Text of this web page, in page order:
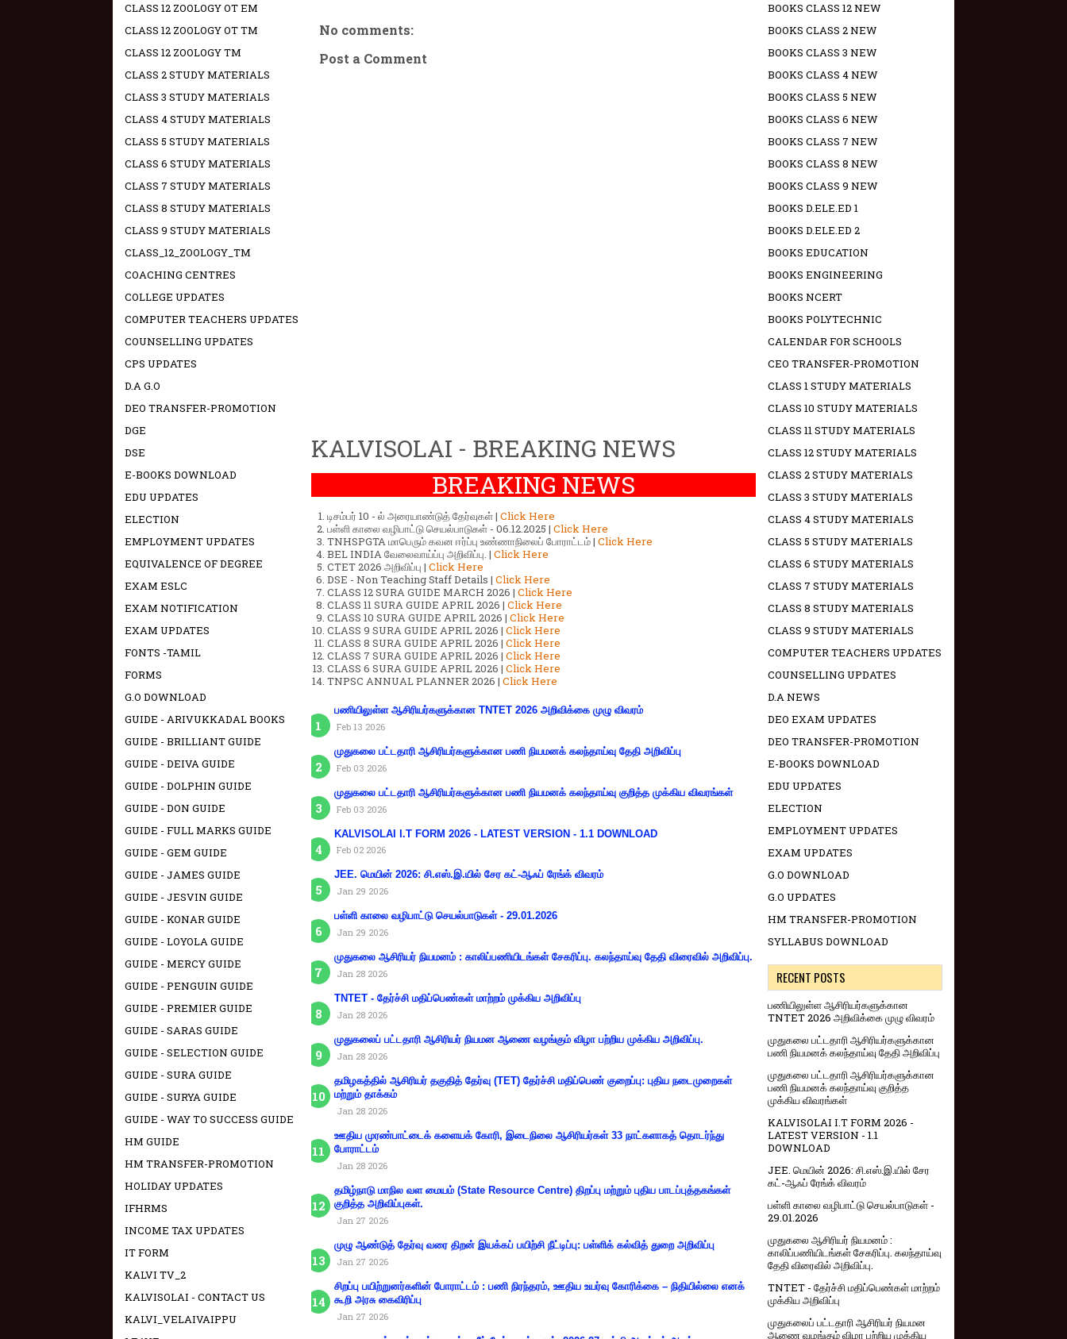
No comments:
Post a Comment
KALVISOLAI - BREAKING NEWS
BREAKING NEWS
டிசம்பர் 10 - ல் அரையாண்டுத் தேர்வுகள் | Click Here
பள்ளி காலை வழிபாட்டு செயல்பாடுகள் - 06.12.2025 | Click Here
TNHSPGTA மாபெரும் கவன ஈர்ப்பு உண்ணாநிலைப் போராட்டம் | Click Here
BEL INDIA வேலைவாய்ப்பு அறிவிப்பு. | Click Here
CTET 2026 அறிவிப்பு | Click Here
DSE - Non Teaching Staff Details | Click Here
CLASS 12 SURA GUIDE MARCH 2026 | Click Here
CLASS 11 SURA GUIDE APRIL 2026 | Click Here
CLASS 10 SURA GUIDE APRIL 2026 | Click Here
CLASS 9 SURA GUIDE APRIL 2026 | Click Here
CLASS 8 SURA GUIDE APRIL 2026 | Click Here
CLASS 7 SURA GUIDE APRIL 2026 | Click Here
CLASS 6 SURA GUIDE APRIL 2026 | Click Here
TNPSC ANNUAL PLANNER 2026 | Click Here
பணியிலுள்ள ஆசிரியர்களுக்கான TNTET 2026 அறிவிக்கை முழு விவரம்
Feb 13 2026
முதுகலை பட்டதாரி ஆசிரியர்களுக்கான பணி நியமனக் கலந்தாய்வு தேதி அறிவிப்பு
Feb 03 2026
முதுகலை பட்டதாரி ஆசிரியர்களுக்கான பணி நியமனக் கலந்தாய்வு குறித்த முக்கிய விவரங்கள்
Feb 03 2026
KALVISOLAI I.T FORM 2026 - LATEST VERSION - 1.1 DOWNLOAD
Feb 02 2026
JEE. மெயின் 2026: சி.எஸ்.இ.யில் சேர கட்-ஆஃப் ரேங்க் விவரம்
Jan 29 2026
பள்ளி காலை வழிபாட்டு செயல்பாடுகள் - 29.01.2026
Jan 29 2026
முதுகலை ஆசிரியர் நியமனம் : காலிப்பணியிடங்கள் சேகரிப்பு. கலந்தாய்வு தேதி விரைவில் அறிவிப்பு.
Jan 28 2026
TNTET - தேர்ச்சி மதிப்பெண்கள் மாற்றம் முக்கிய அறிவிப்பு
Jan 28 2026
முதுகலைப் பட்டதாரி ஆசிரியர் நியமன ஆணை வழங்கும் விழா பற்றிய முக்கிய அறிவிப்பு.
Jan 28 2026
தமிழகத்தில் ஆசிரியர் தகுதித் தேர்வு (TET) தேர்ச்சி மதிப்பெண் குறைப்பு: புதிய நடைமுறைகள்
மற்றும் தாக்கம்
Jan 28 2026
ஊதிய முரண்பாட்டைக் களையக் கோரி, இடைநிலை ஆசிரியர்கள் 33 நாட்களாகத் தொடர்ந்து
போராட்டம்
Jan 28 2026
தமிழ்நாடு மாநில வள மையம் (State Resource Centre) திறப்பு மற்றும் புதிய பாடப்புத்தகங்கள்
குறித்த அறிவிப்புகள்.
Jan 27 2026
முழு ஆண்டுத் தேர்வு வரை திறன் இயக்கப் பயிற்சி நீட்டிப்பு: பள்ளிக் கல்வித் துறை அறிவிப்பு
Jan 27 2026
சிறப்பு பயிற்றுனர்களின் போராட்டம் : பணி நிரந்தரம், ஊதிய உயர்வு கோரிக்கை – நிதியில்லை எனக்
கூறி அரசு கைவிரிப்பு
Jan 27 2026
CLASS 12 ZOOLOGY OT EM
CLASS 12 ZOOLOGY OT TM
CLASS 12 ZOOLOGY TM
CLASS 2 STUDY MATERIALS
CLASS 3 STUDY MATERIALS
CLASS 4 STUDY MATERIALS
CLASS 5 STUDY MATERIALS
CLASS 6 STUDY MATERIALS
CLASS 7 STUDY MATERIALS
CLASS 8 STUDY MATERIALS
CLASS 9 STUDY MATERIALS
CLASS_12_ZOOLOGY_TM
COACHING CENTRES
COLLEGE UPDATES
COMPUTER TEACHERS UPDATES
COUNSELLING UPDATES
CPS UPDATES
D.A G.O
DEO TRANSFER-PROMOTION
DGE
DSE
E-BOOKS DOWNLOAD
EDU UPDATES
ELECTION
EMPLOYMENT UPDATES
EQUIVALENCE OF DEGREE
EXAM ESLC
EXAM NOTIFICATION
EXAM UPDATES
FONTS -TAMIL
FORMS
G.O DOWNLOAD
GUIDE - ARIVUKKADAL BOOKS
GUIDE - BRILLIANT GUIDE
GUIDE - DEIVA GUIDE
GUIDE - DOLPHIN GUIDE
GUIDE - DON GUIDE
GUIDE - FULL MARKS GUIDE
GUIDE - GEM GUIDE
GUIDE - JAMES GUIDE
GUIDE - JESVIN GUIDE
GUIDE - KONAR GUIDE
GUIDE - LOYOLA GUIDE
GUIDE - MERCY GUIDE
GUIDE - PENGUIN GUIDE
GUIDE - PREMIER GUIDE
GUIDE - SARAS GUIDE
GUIDE - SELECTION GUIDE
GUIDE - SURA GUIDE
GUIDE - SURYA GUIDE
GUIDE - WAY TO SUCCESS GUIDE
HM GUIDE
HM TRANSFER-PROMOTION
HOLIDAY UPDATES
IFHRMS
INCOME TAX UPDATES
IT FORM
KALVI TV_2
KALVISOLAI - CONTACT US
KALVI_VELAIVAIPPU
BOOKS CLASS 12 NEW
BOOKS CLASS 2 NEW
BOOKS CLASS 3 NEW
BOOKS CLASS 4 NEW
BOOKS CLASS 5 NEW
BOOKS CLASS 6 NEW
BOOKS CLASS 7 NEW
BOOKS CLASS 8 NEW
BOOKS CLASS 9 NEW
BOOKS D.ELE.ED 1
BOOKS D.ELE.ED 2
BOOKS EDUCATION
BOOKS ENGINEERING
BOOKS NCERT
BOOKS POLYTECHNIC
CALENDAR FOR SCHOOLS
CEO TRANSFER-PROMOTION
CLASS 1 STUDY MATERIALS
CLASS 10 STUDY MATERIALS
CLASS 11 STUDY MATERIALS
CLASS 12 STUDY MATERIALS
CLASS 2 STUDY MATERIALS
CLASS 3 STUDY MATERIALS
CLASS 4 STUDY MATERIALS
CLASS 5 STUDY MATERIALS
CLASS 6 STUDY MATERIALS
CLASS 7 STUDY MATERIALS
CLASS 8 STUDY MATERIALS
CLASS 9 STUDY MATERIALS
COMPUTER TEACHERS UPDATES
COUNSELLING UPDATES
D.A NEWS
DEO EXAM UPDATES
DEO TRANSFER-PROMOTION
E-BOOKS DOWNLOAD
EDU UPDATES
ELECTION
EMPLOYMENT UPDATES
EXAM UPDATES
G.O DOWNLOAD
G.O UPDATES
HM TRANSFER-PROMOTION
SYLLABUS DOWNLOAD
RECENT POSTS
பணியிலுள்ள ஆசிரியர்களுக்கான
TNTET 2026 அறிவிக்கை முழு விவரம்
முதுகலை பட்டதாரி ஆசிரியர்களுக்கான
பணி நியமனக் கலந்தாய்வு தேதி அறிவிப்பு
முதுகலை பட்டதாரி ஆசிரியர்களுக்கான
பணி நியமனக் கலந்தாய்வு குறித்த
முக்கிய விவரங்கள்
KALVISOLAI I.T FORM 2026 -
LATEST VERSION - 1.1
DOWNLOAD
JEE. மெயின் 2026: சி.எஸ்.இ.யில் சேர
கட்-ஆஃப் ரேங்க் விவரம்
பள்ளி காலை வழிபாட்டு செயல்பாடுகள் -
29.01.2026
முதுகலை ஆசிரியர் நியமனம் :
காலிப்பணியிடங்கள் சேகரிப்பு. கலந்தாய்வு
தேதி விரைவில் அறிவிப்பு.
TNTET - தேர்ச்சி மதிப்பெண்கள் மாற்றம்
முக்கிய அறிவிப்பு
முதுகலைப் பட்டதாரி ஆசிரியர் நியமன
ஆணை வழங்கும் விழா பற்றிய முக்கிய